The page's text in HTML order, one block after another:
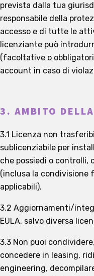
prevista dalla tua
responsabile della
accesso e di tutte le
licenziante può
(facoltative o
account in caso di
3. AMBITO
3.1 Licenza non
sublicenziabile per
che possiedi o controlli,
(inclusa la condivisione
applicabili).
3.2 Aggiornamenti/
EULA, salvo diversa
3.3 Non puoi
concedere in leasing,
engineering,